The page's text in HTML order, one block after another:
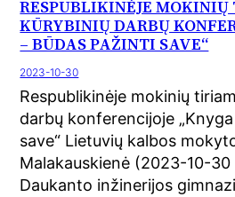
RESPUBLIKINĖJE
KŪRYBINIŲ DARBŲ
– BŪDAS PAŽINTI SAVE“
2023-10-30
Respublikinėje mokinių
darbų konferencijoje
save“ Lietuvių kalbos
Malakauskienė (2023-10-
Daukanto inžinerijos